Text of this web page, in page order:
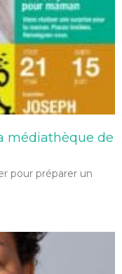
médiathèque de
pour préparer un